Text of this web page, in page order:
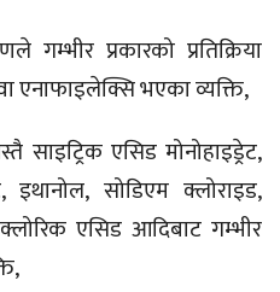
प्रकारको प्रतिक्रिया
एनाफाइलेक्सि भएका व्यक्ति,
एसिड मोनोहाइड्रेट,
इथानोल, सोडिएम क्लोराइड,
एसिड आदिबाट गम्भीर